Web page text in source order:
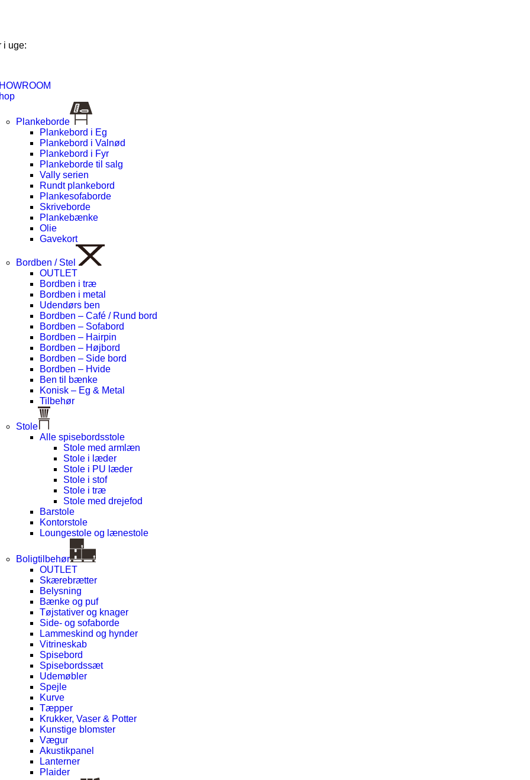
i uge:
Plankeborde
Plankebord i Eg
Plankebord i Valnød
Plankebord i Fyr
Plankeborde til salg
Vally serien
Rundt plankebord
Plankesofaborde
Skriveborde
Plankebænke
Olie
Gavekort
Bordben / Stel
OUTLET
Bordben i træ
Bordben i metal
Udendørs ben
Bordben – Café / Rund bord
Bordben – Sofabord
Bordben – Hairpin
Bordben – Højbord
Bordben – Side bord
Bordben – Hvide
Ben til bænke
Konisk – Eg & Metal
Tilbehør
Stole
Alle spisebordsstole
Stole med armlæn
Stole i læder
Stole i PU læder
Stole i stof
Stole i træ
Stole med drejefod
Barstole
Kontorstole
Loungestole og lænestole
Boligtilbehør
OUTLET
Skærebrætter
Belysning
Bænke og puf
Tøjstativer og knager
Side- og sofaborde
Lammeskind og hynder
Vitrineskab
Spisebord
Spisebordssæt
Udemøbler
Spejle
Kurve
Tæpper
Krukker, Vaser & Potter
Kunstige blomster
Vægur
Akustikpanel
Lanterner
Plaider